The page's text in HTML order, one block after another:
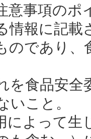
意事項の
情報に記
のであり、
を食品安
いこと。
によって